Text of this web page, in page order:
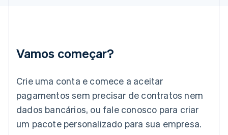
Vamos começar?
Crie uma conta e comece a aceitar
pagamentos sem precisar de contratos nem
dados bancários, ou fale conosco para criar
um pacote personalizado para sua empresa.
Irlanda
Itália
English
Japão
日本語English
Letônia